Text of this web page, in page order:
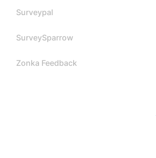
Surveypal
SurveySparrow
Zonka Feedback